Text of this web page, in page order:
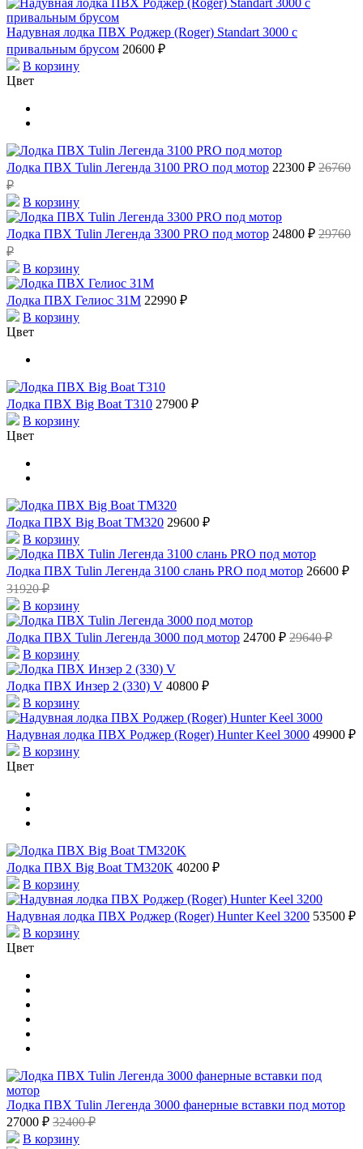
Надувная лодка ПВХ Роджер (Roger) Standart 3000 с
привальным брусом 20600 ₽
В корзину
Цвет
Лодка ПВХ Tulin Легенда 3100 PRO под мотор 22300 ₽ 26760
₽
В корзину
Лодка ПВХ Tulin Легенда 3300 PRO под мотор 24800 ₽ 29760
₽
В корзину
Лодка ПВХ Гелиос 31М 22990 ₽
В корзину
Цвет
Лодка ПВХ Big Boat T310 27900 ₽
В корзину
Цвет
Лодка ПВХ Big Boat ТМ320 29600 ₽
В корзину
Лодка ПВХ Tulin Легенда 3100 слань PRO под мотор 26600 ₽
31920 ₽
В корзину
Лодка ПВХ Tulin Легенда 3000 под мотор 24700 ₽ 29640 ₽
В корзину
Лодка ПВХ Инзер 2 (330) V 40800 ₽
В корзину
Надувная лодка ПВХ Роджер (Roger) Hunter Keel 3000 49900 ₽
В корзину
Цвет
Лодка ПВХ Big Boat TM320K 40200 ₽
В корзину
Надувная лодка ПВХ Роджер (Roger) Hunter Keel 3200 53500 ₽
В корзину
Цвет
Лодка ПВХ Tulin Легенда 3000 фанерные вставки под мотор
27000 ₽ 32400 ₽
В корзину